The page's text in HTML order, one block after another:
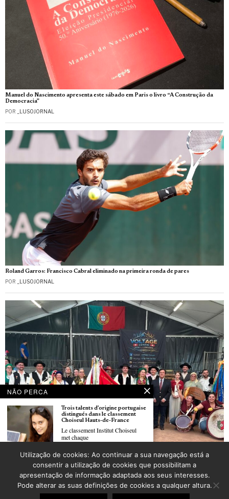
Manuel do Nascimento apresenta este sábado em Paris o livro “A Construção da
Democracia”
POR _LUSOJORNAL
Roland Garros: Francisco Cabral eliminado na primeira ronda de pares
POR _LUSOJORNAL
Festival de folclore de Molsheim foi organizado pelo grupo folclórico “Estrela
Dourada” de Strasbourg
_LUSOJORNAL
©2026LusoJornal | Todos os direitos reservados
NÃO PERCA
Trois talents d’origine portugaise
distingués dans le classement
Choiseul Hauts-de-France
Le classement Institut Choiseul
met chaque
Morreu o arquiteto português
nascido em Armentières Filipe
Lopes
O arquiteto Filipe Mário Lopes,
Utilização de cookies: Ao continuar a sua navegação está a
consentir a utilização de cookies que possibilitam a
apresentação de informação adaptada aos seus interesses.
Pode alterar as suas definições de cookies a qualquer altura.